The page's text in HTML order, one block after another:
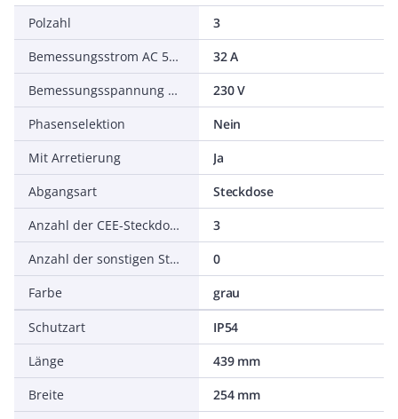
Polzahl
3
Bemessungsstrom AC 50 Hz
32 A
Bemessungsspannung AC 50 Hz
230 V
Phasenselektion
Nein
Mit Arretierung
Ja
Abgangsart
Steckdose
Anzahl der CEE-Steckdosen (IEC 60309)
3
Anzahl der sonstigen Steckdosen
0
Farbe
grau
Schutzart
IP54
Länge
439 mm
Breite
254 mm